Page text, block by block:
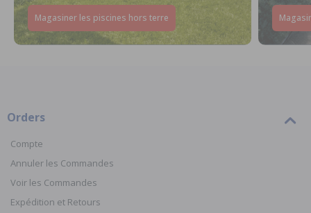
Magasiner les piscines hors terre
Orders
Compte
Annuler les Commandes
Voir les Commandes
Expédition et Retours